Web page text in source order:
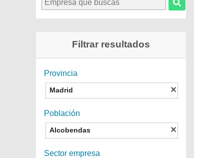
Filtrar resultados
Provincia
Madrid
Población
Alcobendas
Sector empresa